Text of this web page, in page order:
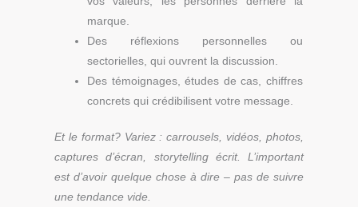
marque.
Des réflexions personnelles ou
sectorielles, qui ouvrent la discussion.
Des témoignages, études de cas, chiffres
concrets qui crédibilisent votre message.
Et le format? Variez : carrousels, vidéos, photos,
captures d’écran, storytelling écrit. L’important
est d’avoir quelque chose à dire – pas de suivre
une tendance vide.